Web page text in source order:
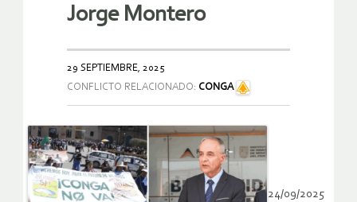
Jorge Montero
29 SEPTIEMBRE, 2025
CONFLICTO RELACIONADO: CONGA
24/09/2025